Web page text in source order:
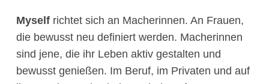
Myself richtet sich an Macherinnen. An Frauen,
die bewusst neu definiert werden. Macherinnen
sind jene, die ihr Leben aktiv gestalten und
bewusst genießen. Im Beruf, im Privaten und auf